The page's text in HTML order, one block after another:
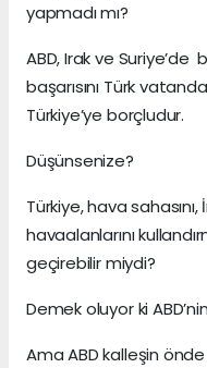
yapmadı mı?
ABD, Irak ve
başarısını Türk
Türkiye’ye borçludur.
Düşünsenize?
Türkiye, hava sahasını,
havaalanlarını
geçirebilir miydi?
Demek oluyor ki
Ama ABD kalleşin önde